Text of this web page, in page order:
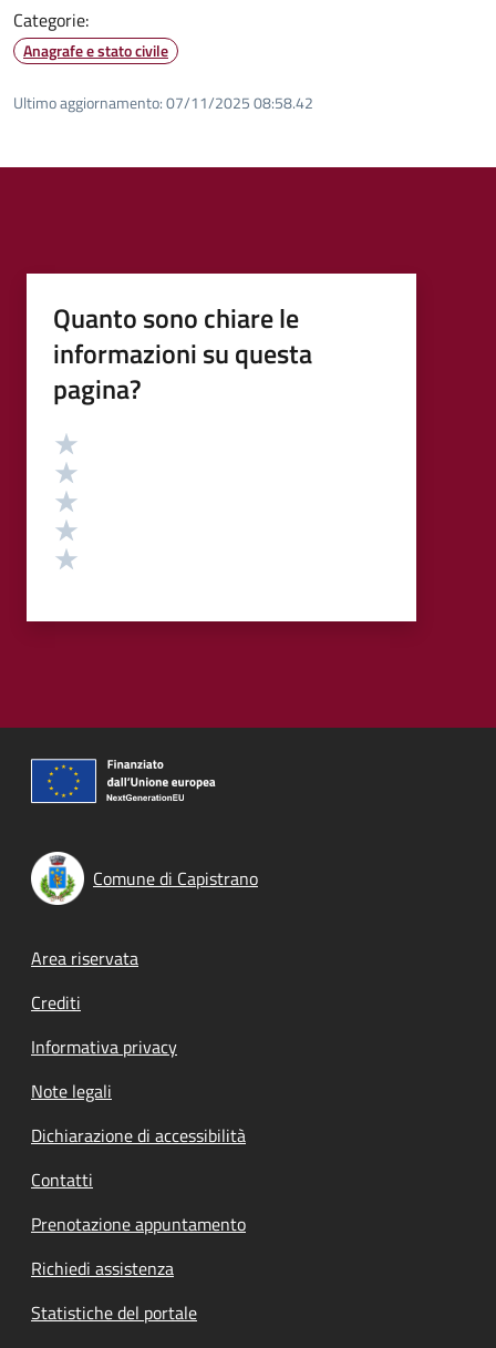
Categorie:
Anagrafe e stato civile
Ultimo aggiornamento:07/11/2025 08:58.42
Quanto sono chiare le
informazioni su questa
pagina?
Valutazione
Comune di Capistrano
Footer menu
Area riservata
Crediti
Informativa privacy
Note legali
Dichiarazione di accessibilità
Contatti
Prenotazione appuntamento
Richiedi assistenza
Statistiche del portale